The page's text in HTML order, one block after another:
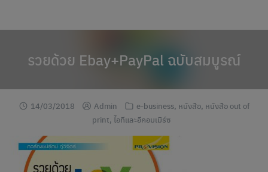
รวยด้วย Ebay+PayPal ฉบับสมบูรณ์
14/03/2018 Admin e-business, หนังสือ, หนังสือ out of
print, ไอทีและอีคอมเมิร์ซ